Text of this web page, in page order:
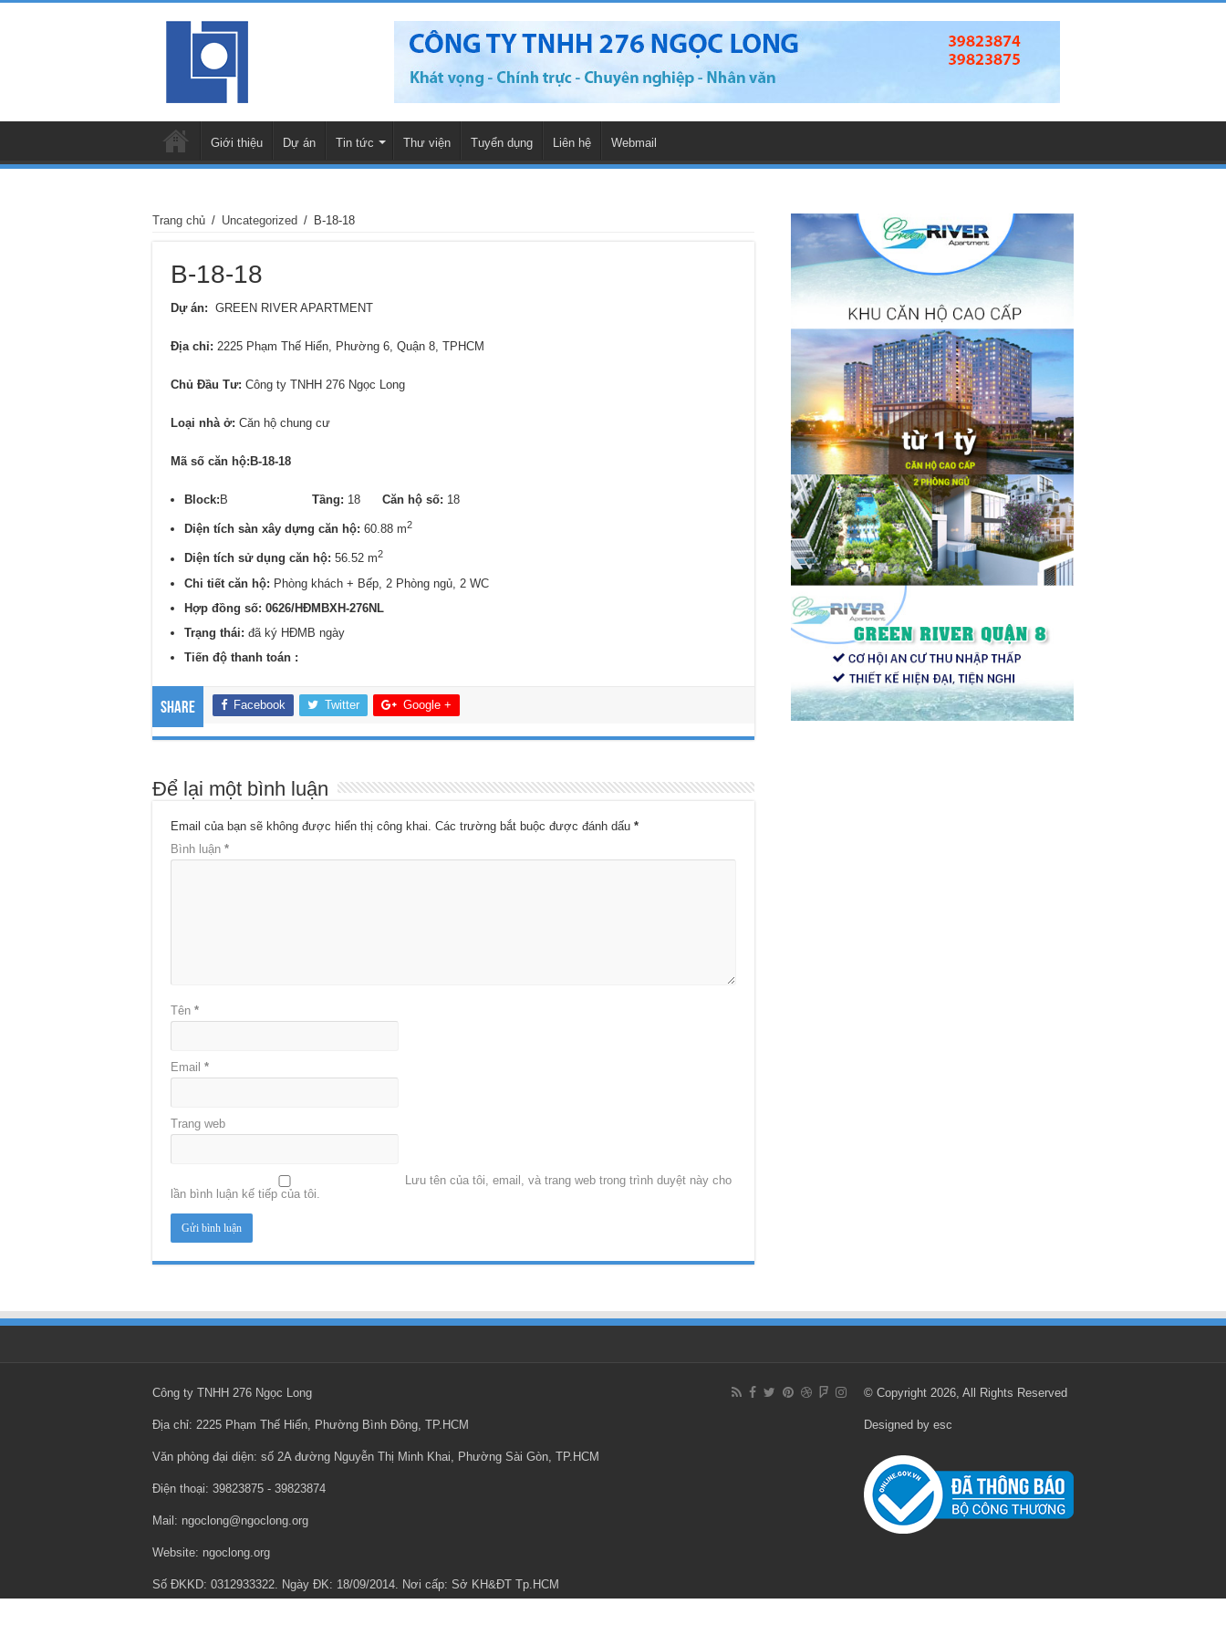
Giới thiệu Dự án Tin tức Thư viện Tuyển dụng Liên hệ Webmail
Trang chủ / Uncategorized / B-18-18
B-18-18
Dự án: GREEN RIVER APARTMENT
Địa chỉ: 2225 Phạm Thế Hiển, Phường 6, Quận 8, TPHCM
Chủ Đầu Tư: Công ty TNHH 276 Ngọc Long
Loại nhà ở: Căn hộ chung cư
Mã số căn hộ:B-18-18
Block: B Tầng: 18 Căn hộ số: 18
Diện tích sàn xây dựng căn hộ: 60.88 m2
Diện tích sử dụng căn hộ: 56.52 m2
Chi tiết căn hộ: Phòng khách + Bếp, 2 Phòng ngủ, 2 WC
Hợp đồng số: 0626/HĐMBXH-276NL
Trạng thái: đã ký HĐMB ngày
Tiến độ thanh toán :
Share Facebook Twitter Google +
Để lại một bình luận
Email của bạn sẽ không được hiển thị công khai. Các trường bắt buộc được đánh dấu *
Bình luận *
Tên *
Email *
Trang web
Lưu tên của tôi, email, và trang web trong trình duyệt này cho
lần bình luận kế tiếp của tôi.
© Copyright 2026, All Rights Reserved
Designed by esc
Công ty TNHH 276 Ngọc Long
Địa chỉ: 2225 Phạm Thế Hiển, Phường Bình Đông, TP.HCM
Văn phòng đại diện: số 2A đường Nguyễn Thị Minh Khai, Phường Sài Gòn, TP.HCM
Điện thoại: ‎39823875 - ‎39823874
Mail: ngoclong@ngoclong.org
Website: ngoclong.org
Số ĐKKD: 0312933322. Ngày ĐK: 18/09/2014. Nơi cấp: Sở KH&ĐT Tp.HCM